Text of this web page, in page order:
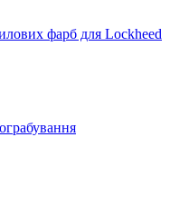
фарб для Lockheed